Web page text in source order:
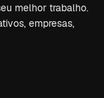
melhor trabalho.
empresas,